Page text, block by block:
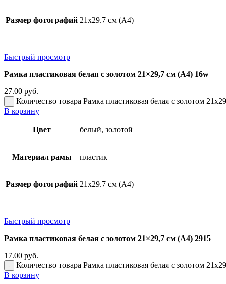
Размер фотографий 21х29.7 см (А4)
Быстрый просмотр
Рамка пластиковая белая с золотом 21×29,7 см (А4) 16w
27.00 руб.
Количество товара Рамка пластиковая белая с золотом
В корзину
Цвет белый, золотой
Материал рамы пластик
Размер фотографий 21х29.7 см (А4)
Быстрый просмотр
Рамка пластиковая белая с золотом 21×29,7 см (А4) 2915
17.00 руб.
Количество товара Рамка пластиковая белая с золотом
В корзину